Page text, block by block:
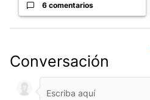
6 comentarios
Conversación